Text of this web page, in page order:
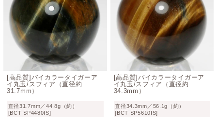
[高品質]バイカラータイガーア
イ丸玉/スフィア（直径約
31.7mm）
直径31.7mm／44.8g（約）
[BCT-SP4480IS]
[高品質]バイカラータイガーア
イ丸玉/スフィア（直径約
34.3mm）
直径34.3mm／56.1g（約）
[BCT-SP5610IS]